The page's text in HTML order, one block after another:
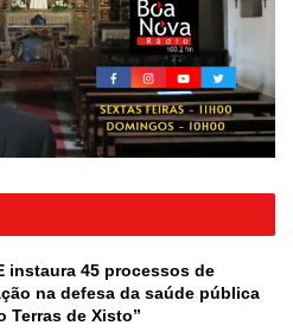
instaura 45 processos de
na defesa da saúde pública
Terras de Xisto”